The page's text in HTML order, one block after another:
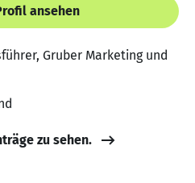
ansehen
Gruber Marketing und
zu sehen.